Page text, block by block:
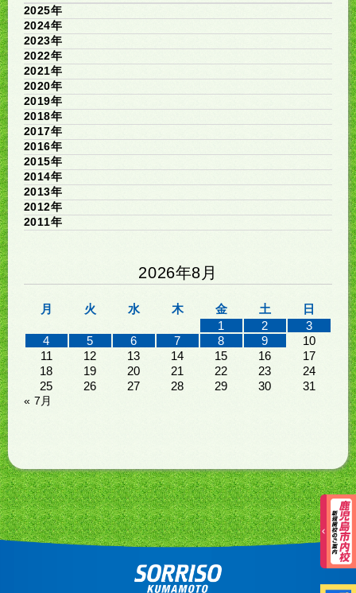
2025年
2024年
2023年
2022年
2021年
2020年
2019年
2018年
2017年
2016年
2015年
2014年
2013年
2012年
2011年
2026年8月
月 火 水 木 金 土
日
1
2
3
4
5 6 7 8 9
10
11
12 13 14 15 16
17
18
19 20 21 22 23
24
25
26 27 28 29 30 31
« 7月